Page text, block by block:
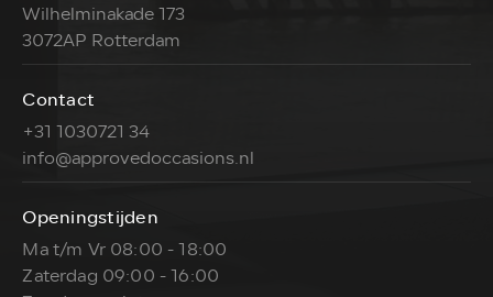
Wilhelminakade 173
3072AP Rotterdam
Contact
+31 1030721 34
info@approvedoccasions.nl
Openingstijden
Ma t/m Vr 08:00 - 18:00
Zaterdag 09:00 - 16:00